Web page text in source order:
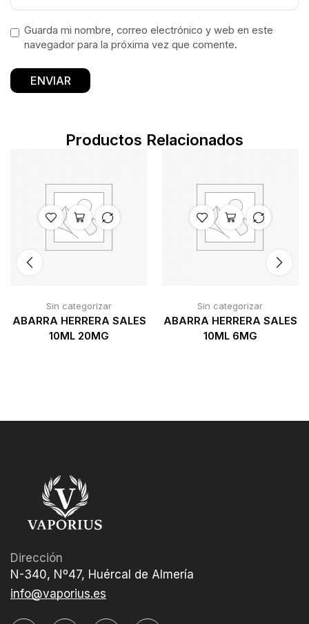
Guarda mi nombre, correo electrónico y web en este
navegador para la próxima vez que comente.
Productos Relacionados
Sin categorizar
ABARRA HERRERA SALES
10ML 20MG
Sin categorizar
ABARRA HERRERA SALES
10ML 6MG
Dirección
N-340, Nº47, Huércal de Almería
info@vaporius.es